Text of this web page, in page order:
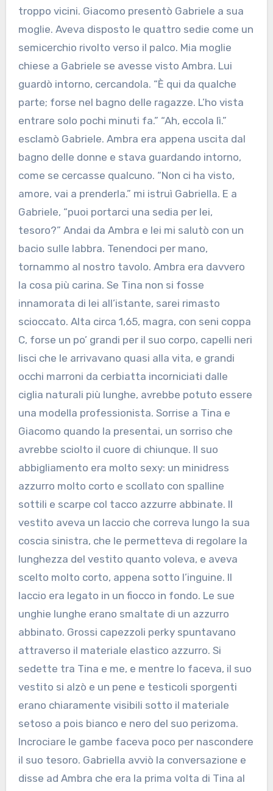
troppo vicini. Giacomo presentò Gabriele a sua
moglie. Aveva disposto le quattro sedie come un
semicerchio rivolto verso il palco. Mia moglie
chiese a Gabriele se avesse visto Ambra. Lui
guardò intorno, cercandola. “È qui da qualche
parte; forse nel bagno delle ragazze. L’ho vista
entrare solo pochi minuti fa.” “Ah, eccola lì.”
esclamò Gabriele. Ambra era appena uscita dal
bagno delle donne e stava guardando intorno,
come se cercasse qualcuno. “Non ci ha visto,
amore, vai a prenderla.” mi istruì Gabriella. E a
Gabriele, “puoi portarci una sedia per lei,
tesoro?” Andai da Ambra e lei mi salutò con un
bacio sulle labbra. Tenendoci per mano,
tornammo al nostro tavolo. Ambra era davvero
la cosa più carina. Se Tina non si fosse
innamorata di lei all’istante, sarei rimasto
scioccato. Alta circa 1,65, magra, con seni coppa
C, forse un po’ grandi per il suo corpo, capelli neri
lisci che le arrivavano quasi alla vita, e grandi
occhi marroni da cerbiatta incorniciati dalle
ciglia naturali più lunghe, avrebbe potuto essere
una modella professionista. Sorrise a Tina e
Giacomo quando la presentai, un sorriso che
avrebbe sciolto il cuore di chiunque. Il suo
abbigliamento era molto sexy: un minidress
azzurro molto corto e scollato con spalline
sottili e scarpe col tacco azzurre abbinate. Il
vestito aveva un laccio che correva lungo la sua
coscia sinistra, che le permetteva di regolare la
lunghezza del vestito quanto voleva, e aveva
scelto molto corto, appena sotto l’inguine. Il
laccio era legato in un fiocco in fondo. Le sue
unghie lunghe erano smaltate di un azzurro
abbinato. Grossi capezzoli perky spuntavano
attraverso il materiale elastico azzurro. Si
sedette tra Tina e me, e mentre lo faceva, il suo
vestito si alzò e un pene e testicoli sporgenti
erano chiaramente visibili sotto il materiale
setoso a pois bianco e nero del suo perizoma.
Incrociare le gambe faceva poco per nascondere
il suo tesoro. Gabriella avviò la conversazione e
disse ad Ambra che era la prima volta di Tina al